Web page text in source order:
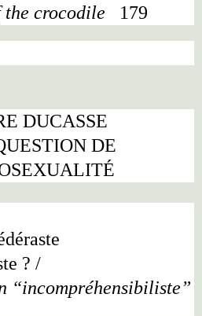
the crocodile
179
DUCASSE
DE
? /
“incompréhensibiliste”